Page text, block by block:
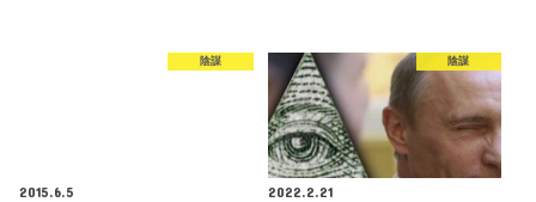
陰謀
2015.6.5
陰謀
2022.2.21